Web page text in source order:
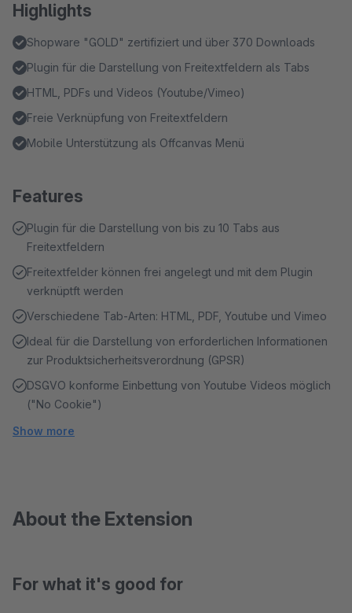
Highlights
Shopware "GOLD" zertifiziert und über 370 Downloads
Plugin für die Darstellung von Freitextfeldern als Tabs
HTML, PDFs und Videos (Youtube/Vimeo)
Freie Verknüpfung von Freitextfeldern
Mobile Unterstützung als Offcanvas Menü
Features
Plugin für die Darstellung von bis zu 10 Tabs aus
Freitextfeldern
Freitextfelder können frei angelegt und mit dem Plugin
verknüptft werden
Verschiedene Tab-Arten: HTML, PDF, Youtube und Vimeo
Ideal für die Darstellung von erforderlichen Informationen
zur Produktsicherheitsverordnung (GPSR)
DSGVO konforme Einbettung von Youtube Videos möglich
("No Cookie")
Show more
About the Extension
For what it's good for